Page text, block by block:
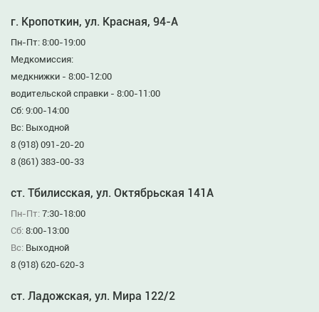
г. Кропоткин, ул. Красная, 94-А
Пн-Пт: 8:00-19:00
Медкомиссия:
медкнижки - 8:00-12:00
водительской справки - 8:00-11:00
Сб: 9:00-14:00
Вс: Выходной
8 (918) 091-20-20
8 (861) 383-00-33
ст. Тбилисская, ул. Октябрьская 141А
Пн-Пт: 7:30-18:00
Сб: 8:00-13:00
Вс: Выходной
8 (918) 620-620-3
ст. Ладожская, ул. Мира 122/2